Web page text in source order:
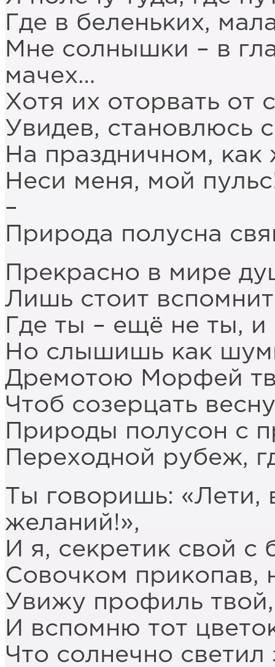
Где в беленьких,
Мне солнышки – в
мачех…
Хотя их оторвать от
Увидев, становлюсь
На праздничном,
Неси меня, мой
–
Природа полусна
Прекрасно в мире
Лишь стоит
Где ты – ещё не ты,
Но слышишь как
Дремотою Морфей
Чтоб созерцать
Природы полусон с
Переходной рубеж,
Ты говоришь:
желаний!»,
И я, секретик свой с
Совочком прикопав,
Увижу профиль
И вспомню тот
Что солнечно